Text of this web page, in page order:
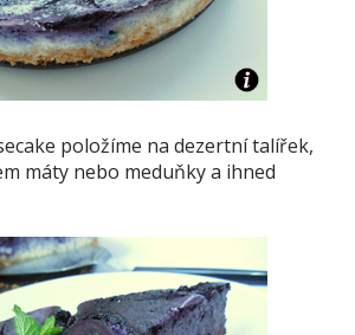
položíme na dezertní talířek,
máty nebo meduňky a ihned